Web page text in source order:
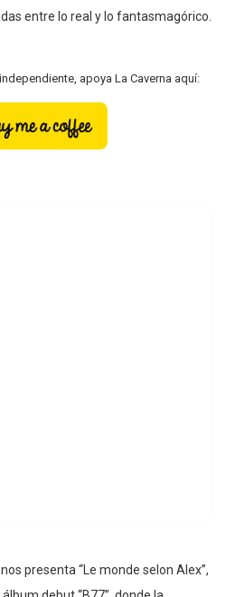
entre lo real y lo fantasmagórico.
apoya La Caverna aquí:
presenta “Le monde selon Alex”,